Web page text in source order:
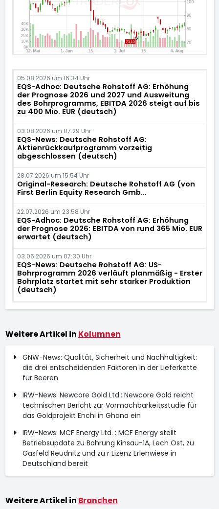
05.08.2026 um 16:34 Uhr
EQS-Adhoc: Deutsche Rohstoff AG: Erhöhung
der Prognose 2026 und 2027 und Ausweitung
des Bohrprogramms, EBITDA 2026 steigt auf bis
zu 400 Mio. EUR (deutsch)
03.08.2026 um 07:29 Uhr
EQS-News: Deutsche Rohstoff AG:
Aktienrückkaufprogramm vorzeitig
abgeschlossen (deutsch)
28.07.2026 um 15:54 Uhr
Original-Research: Deutsche Rohstoff AG (von
First Berlin Equity Research Gmb...
22.07.2026 um 23:58 Uhr
EQS-Adhoc: Deutsche Rohstoff AG: Erhöhung
der Prognose 2026: EBITDA von rund 365 Mio. EUR
erwartet (deutsch)
03.06.2026 um 07:30 Uhr
EQS-News: Deutsche Rohstoff AG: US-
Bohrprogramm 2026 verläuft planmäßig - Erster
Bohrplatz startet mit sehr starker Produktion
(deutsch)
Weitere Artikel in Kolumnen
GNW-News: Qualität, Sicherheit und Nachhaltigkeit:
die drei entscheidenden Faktoren in der Lieferkette
für Beeren
IRW-News: Newcore Gold Ltd.: Newcore Gold reicht
technischen Bericht zur Vormachbarkeitsstudie für
das Goldprojekt Enchi in Ghana ein
IRW-News: MCF Energy Ltd. : MCF Energy stellt
Betriebsupdate zu Bohrung Kinsau-1A, Lech Ost, zu
Gasfeld Reudnitz und zu r Lizenz Erlenwiese in
Deutschland bereit
Weitere Artikel in Branchen